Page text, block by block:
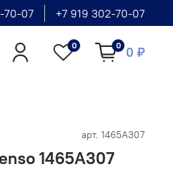
70-07 +7 919 302-70-07
0 0 0 ₽
арт. 1465A307
1465A307